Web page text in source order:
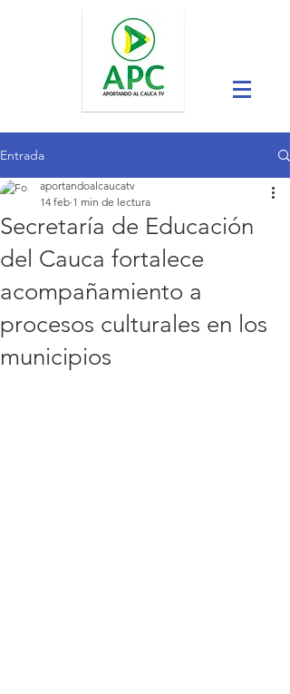
Entrada
Secretaría de Educación
del Cauca fortalece
acompañamiento a
procesos culturales en los
municipios
aportandoalcaucatv
14 feb 1 min de lectura